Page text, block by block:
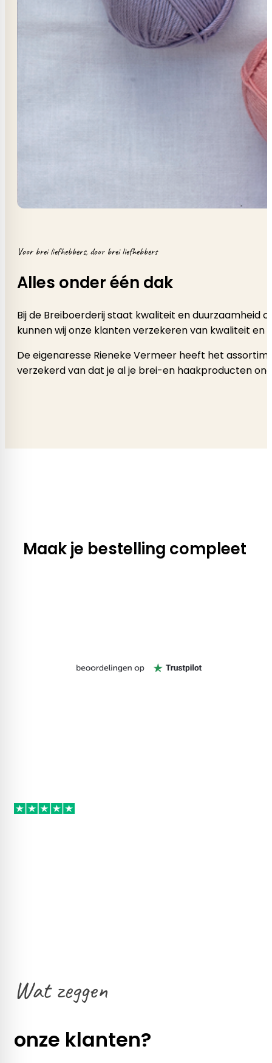
Voor brei liefhebbers, door brei liefhebbers
Alles onder één dak
Bij de Breiboerderij staat kwaliteit en duurzaamheid
kunnen wij onze klanten verzekeren van kwaliteit en
De eigenaresse Rieneke Vermeer heeft het
verzekerd van dat je al je brei-en haakproducten
Maak je bestelling compleet
Wat zeggen
onze klanten?